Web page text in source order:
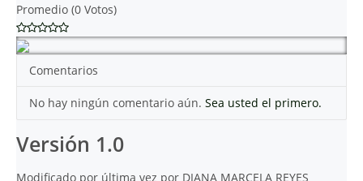
Promedio (0 Votos)
Comentarios
No hay ningún comentario aún. Sea usted el primero.
Versión 1.0
Modificado por última vez por DIANA MARCELA REYES